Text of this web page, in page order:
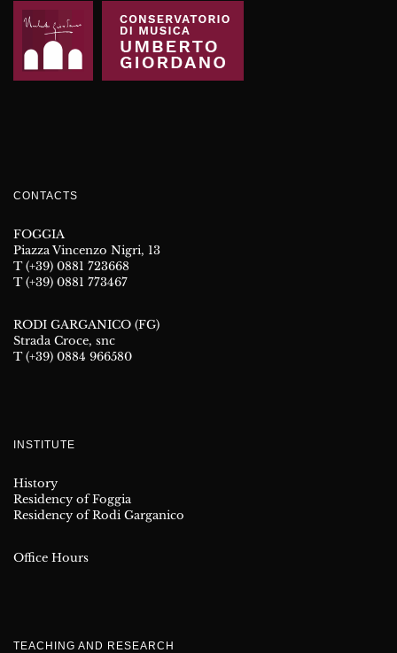
CONTACTS
FOGGIA
Piazza Vincenzo Nigri, 13
T (+39) 0881 723668
T (+39) 0881 773467
RODI GARGANICO (FG)
Strada Croce, snc
T (+39) 0884 966580
INSTITUTE
History
Residency of Foggia
Residency of Rodi Garganico
Office Hours
TEACHING AND RESEARCH